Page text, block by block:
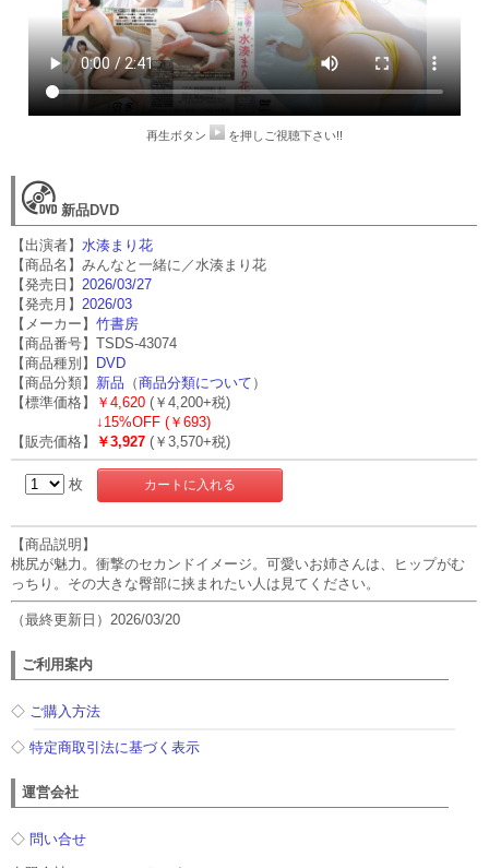
再生ボタン を押しご視聴下さい!!
新品DVD
【出演者】 水湊まり花
【商品名】みんなと一緒に／水湊まり花
【発売日】 2026/03/27
【発売月】 2026/03
【メーカー】竹書房
【商品番号】TSDS-43074
【商品種別】 DVD
【商品分類】 新品 （商品分類について ）
【標準価格】
￥4,620 (￥4,200+税)
↓ 15%OFF (￥693)
【販売価格】
￥3,927 (￥3,570+税)
枚
【商品説明】
桃尻が魅力。衝撃のセカンドイメージ。可愛いお姉さんは、ヒップがむ
っちり。その大きな臀部に挟まれたい人は見てください。
（最終更新日）2026/03/20
ご利用案内
◇ ご購入方法
◇特定商取引法に基づく表示
運営会社
◇問い合せ